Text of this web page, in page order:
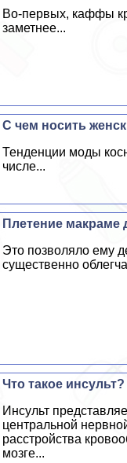
Во-первых, каффы
заметнее...
С чем носить
Тенденции моды
числе...
Плетение
Это позволяло ему
существенно
Что такое
Инсульт
центральной
расстройства
мозге...